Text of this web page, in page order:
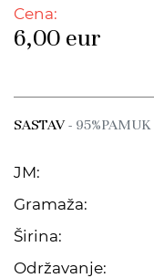
Cena:
6,00 eur
SASTAV-
JM:
Gramaža:
Širina:
Održavanje: